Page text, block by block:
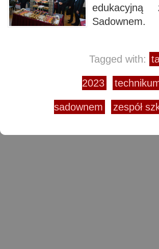
edukacyjną
Sadownem.
Tagged with:
2023
sadownem zespół